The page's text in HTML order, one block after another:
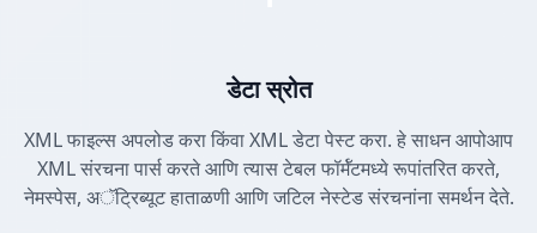
डेटा स्रोत
XML फाइल्स अपलोड करा किंवा XML डेटा पेस्ट करा. हे साधन आपोआप
XML संरचना पार्स करते आणि त्यास टेबल फॉर्मॅटमध्ये रूपांतरित करते,
नेमस्पेस, अॅट्रिब्यूट हाताळणी आणि जटिल नेस्टेड संरचनांना समर्थन देते.